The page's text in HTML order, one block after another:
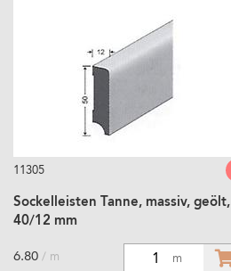
11305
Sockelleisten Tanne, massiv, geölt,
40/12 mm
m
6.80 / m